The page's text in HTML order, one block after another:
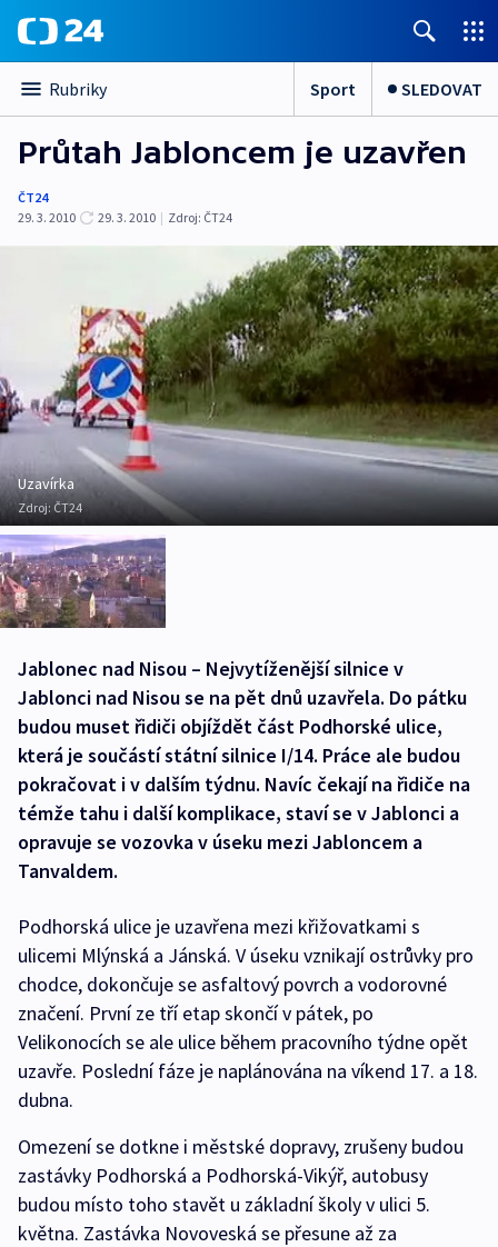
Rubriky Sport SLEDOVAT
Průtah Jabloncem je uzavřen
ČT24
29. 3. 2010
29. 3. 2010 | Zdroj: ČT24
Uzavírka
Zdroj: ČT24
Jablonec nad Nisou – Nejvytíženější silnice v
Jablonci nad Nisou se na pět dnů uzavřela. Do pátku
budou muset řidiči objíždět část Podhorské ulice,
která je součástí státní silnice I/14. Práce ale budou
pokračovat i v dalším týdnu. Navíc čekají na řidiče na
témže tahu i další komplikace, staví se v Jablonci a
opravuje se vozovka v úseku mezi Jabloncem a
Tanvaldem.
Podhorská ulice je uzavřena mezi křižovatkami s
ulicemi Mlýnská a Jánská. V úseku vznikají ostrůvky pro
chodce, dokončuje se asfaltový povrch a vodorovné
značení. První ze tří etap skončí v pátek, po
Velikonocích se ale ulice během pracovního týdne opět
uzavře. Poslední fáze je naplánována na víkend 17. a 18.
dubna.
Omezení se dotkne i městské dopravy, zrušeny budou
zastávky Podhorská a Podhorská-Vikýř, autobusy
budou místo toho stavět u základní školy v ulici 5.
května. Zastávka Novoveská se přesune až za